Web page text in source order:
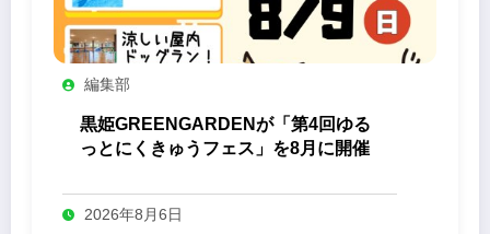
編集部
黒姫GREENGARDENが「第4回ゆる
っとにくきゅうフェス」を8月に開催
2026年8月6日